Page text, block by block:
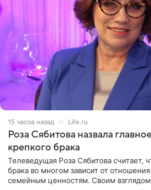
15 часов назад Life.ru
Роза Сябитова назвала
крепкого брака
Телеведущая Роза Сябитова считает,
брака во многом зависит от
семейным ценностям. Своим